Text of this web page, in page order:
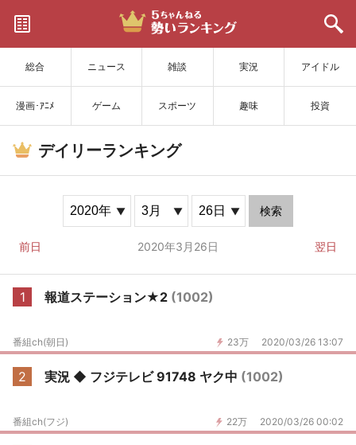
総合 ニュース 雑談 実況 アイドル
漫画･ｱﾆﾒ ゲーム スポーツ 趣味 投資
サイトを更新
デイリーランキング
検索
前日 2020年3月26日 翌日
1 報道ステーション★2 (1002)
23万 2020/03/26 13:07
番組ch(朝日)
2 実況 ◆ フジテレビ 91748 ヤク中 (1002)
22万 2020/03/26 00:02
番組ch(フジ)